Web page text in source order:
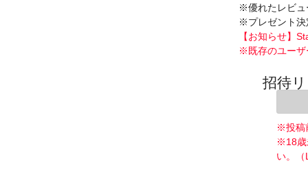
※優れたレビュ
※プレゼント決
【お知らせ】
※既存のユーザ
招待
※投稿
※18歳
い。